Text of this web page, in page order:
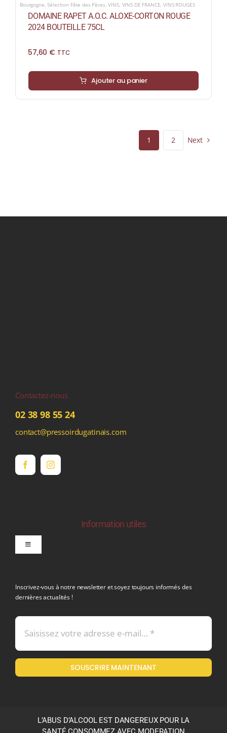
Bourgogne,Sélection Fête des Pères,VINS, VINS DE FRANCE,VINS ROUGES
DOMAINE RAPET A.O.C. ALOXE-CORTON ROUGE
2024 BOUTEILLE 75CL
57,60 € TTC
Ajouter au panier
1 2 Next
Contactez-nous
02 38 98 55 24
contact@pressoirdugatinais.com
Information utiles
Toggle
Mentions légales
Politique en matière de remboursements et de retours
Inscrivez-vous à notre newsletter et soyez toujours informés des
dernières actualités !
SOUSCRIRE MAINTENANT
L’ABUS D’ALCOOL EST DANGEREUX POUR LA